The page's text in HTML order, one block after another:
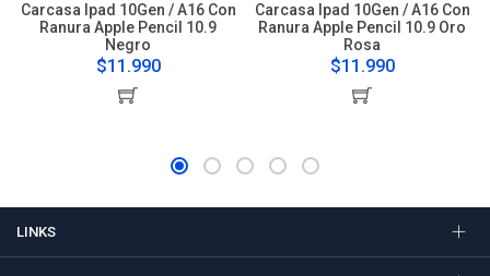
Carcasa Ipad 10Gen / A16 Con
Ranura Apple Pencil 10.9
Negro
$11.990
Carcasa Ipad 10Gen / A16 Con
Ranura Apple Pencil 10.9 Oro
Rosa
$11.990
LINKS